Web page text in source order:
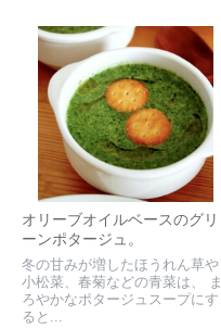
オリーブオイルベースのグリ
ーンポタージュ。
冬の甘みが増したほうれん草や
小松菜、春菊などの青菜は、 ま
ろやかなポタージュスープにす
ると...